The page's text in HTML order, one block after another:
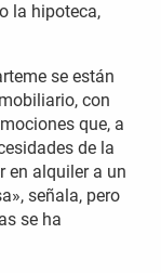
la hipoteca,
se están
con
que, a
de la
en alquiler a un
señala, pero
se ha